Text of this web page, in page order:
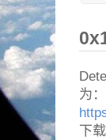
为：
下